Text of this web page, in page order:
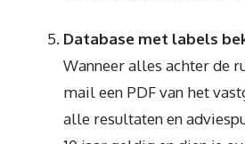
Database met labels
Wanneer alles achter de
mail een PDF van het
alle resultaten en